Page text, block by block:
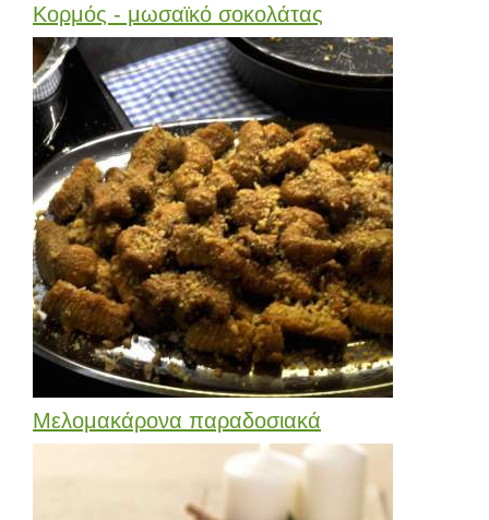
Κορμός - μωσαϊκό σοκολάτας
Μελομακάρονα παραδοσιακά